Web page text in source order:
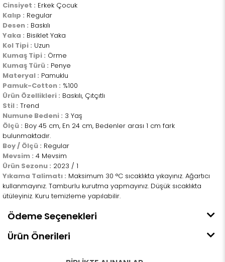
Cinsiyet : Erkek Çocuk
Kalıp : Regular
Desen : Baskılı
Yaka : Bisiklet Yaka
Kol Tipi : Uzun
Kumaş Tipi : Örme
Kumaş Türü : Penye
Materyal : Pamuklu
Pamuk-Cotton : %100
Ürün Özellikleri : Baskılı, Çıtçıtlı
Stil : Trend
Numune Bedeni : 3 Yaş
Ölçü : Boy 45 cm, En 24 cm, Bedenler arası 1 cm fark
bulunmaktadır.
Boy / Ölçü : Regular
Mevsim : 4 Mevsim
Ürün Sezonu : 2023 / 1
Yıkama Talimatı : Maksimum 30 °C sıcaklıkta yıkayınız. Ağartıcı
kullanmayınız. Tamburlu kurutma yapmayınız. Düşük sıcaklıkta
ütüleyiniz. Kuru temizleme yapılabilir.
Ödeme Seçenekleri
Ürün Önerileri